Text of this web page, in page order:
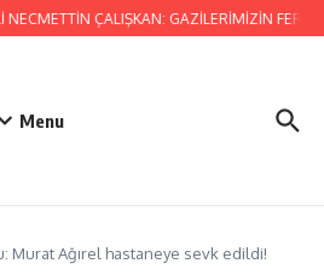
NECMETTİN ÇALIŞKAN: GAZİLERİMİZİN
Menu
Murat Ağırel hastaneye sevk edildi!